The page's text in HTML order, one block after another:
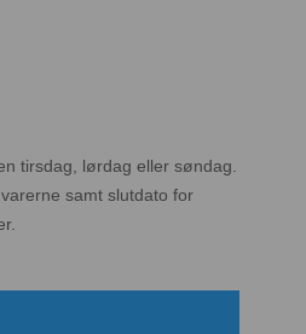
tirsdag, lørdag eller søndag.
samt slutdato for